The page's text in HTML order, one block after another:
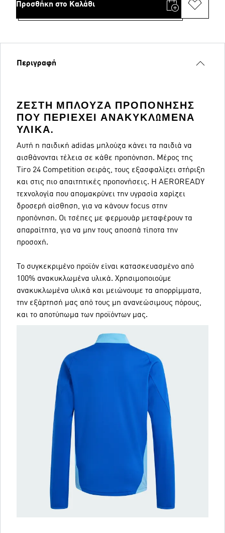
Προσθήκη στο Καλάθι
Περιγραφή
ΖΕΣΤΉ ΜΠΛΟΎΖΑ ΠΡΟΠΌΝΗΣΗΣ
ΠΟΥ ΠΕΡΙΈΧΕΙ ΑΝΑΚΥΚΛΩΜΈΝΑ
ΥΛΙΚΆ.
Αυτή η παιδική adidas μπλούζα κάνει τα παιδιά να
αισθάνονται τέλεια σε κάθε προπόνηση. Μέρος της
Tiro 24 Competition σειράς, τους εξασφαλίζει στήριξη
και στις πιο απαιτητικές προπονήσεις. Η AEROREADY
τεχνολογία που απομακρύνει την υγρασία χαρίζει
δροσερή αίσθηση, για να κάνουν focus στην
προπόνηση. Οι τσέπες με φερμουάρ μεταφέρουν τα
απαραίτητα, για να μην τους αποσπά τίποτα την
προσοχή.
Το συγκεκριμένο προϊόν είναι κατασκευασμένο από
100% ανακυκλωμένα υλικά. Χρησιμοποιούμε
ανακυκλωμένα υλικά και μειώνουμε τα απορρίμματα,
την εξάρτησή μας από τους μη ανανεώσιμους πόρους,
και το αποτύπωμα των προϊόντων μας.